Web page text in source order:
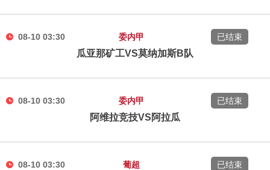
08-10 03:30 委内甲
瓜亚那矿工VS莫纳加斯B队
已结束
08-10 03:30 委内甲
阿维拉竞技VS阿拉瓜
已结束
08-10 03:30 葡超 已结束